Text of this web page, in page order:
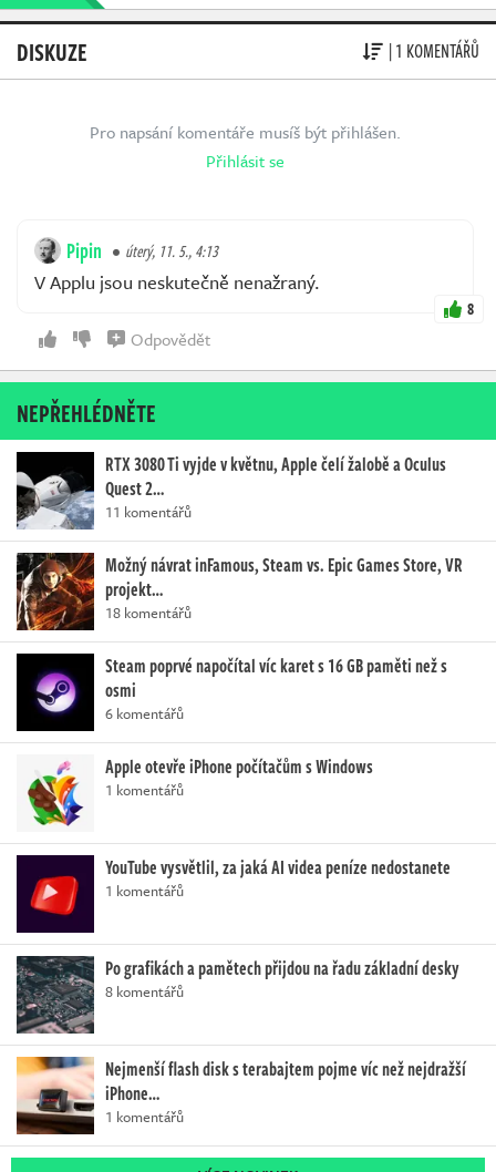
DISKUZE | 1 KOMENTÁŘŮ
Pro napsání komentáře musíš být přihlášen.
Přihlásit se
Pipin úterý, 11. 5., 4:13
V Applu jsou neskutečně nenažraný.
8
Odpovědět
NEPŘEHLÉDNĚTE
RTX 3080 Ti vyjde v květnu, Apple čelí žalobě a Oculus
Quest 2…
11 komentářů
Možný návrat inFamous, Steam vs. Epic Games Store, VR
projekt…
18 komentářů
Steam poprvé napočítal víc karet s 16 GB paměti než s
osmi
6 komentářů
Apple otevře iPhone počítačům s Windows
1 komentářů
YouTube vysvětlil, za jaká AI videa peníze nedostanete
1 komentářů
Po grafikách a pamětech přijdou na řadu základní desky
8 komentářů
Nejmenší flash disk s terabajtem pojme víc než nejdražší
iPhone…
1 komentářů